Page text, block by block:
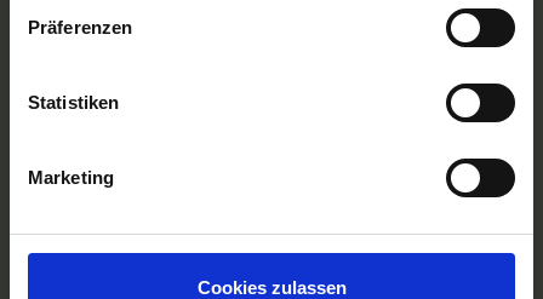
Präferenzen
Statistiken
Marketing
Cookies zulassen
MS Alina
MS Anesha
MS Elegant Lady
TOP Themen
Flussreisen mit An- und Abreise
Deutschsprachiger Gästeservice
Last Minute Flusskreuzfahrten